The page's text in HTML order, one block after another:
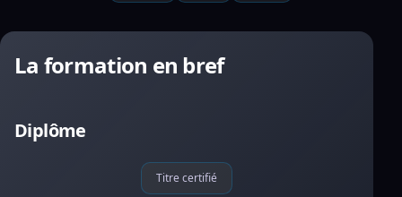
La formation en bref
Diplôme
Titre certifié